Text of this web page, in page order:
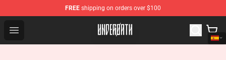
FREE shipping on orders over $100
Open menu
Underoath Store - Official Underoath Merchandise Shop